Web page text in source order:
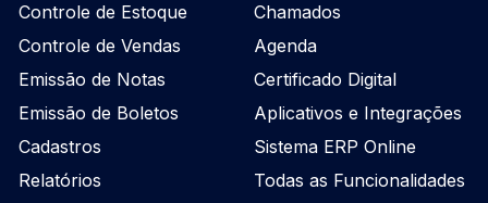
Controle de Estoque
Controle de Vendas
Emissão de Notas
Emissão de Boletos
Cadastros
Relatórios
Chamados
Agenda
Certificado Digital
Aplicativos e Integrações
Sistema ERP Online
Todas as Funcionalidades